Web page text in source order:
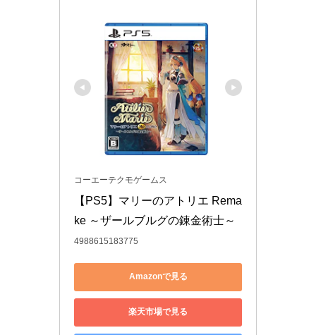
コーエーテクモゲームス
【PS5】マリーのアトリエ Rema
ke ～ザールブルグの錬金術士～
4988615183775
Amazonで見る
楽天市場で見る